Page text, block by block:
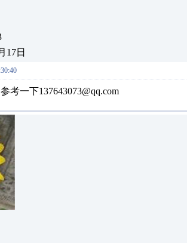
17日
考一下137643073@qq.com